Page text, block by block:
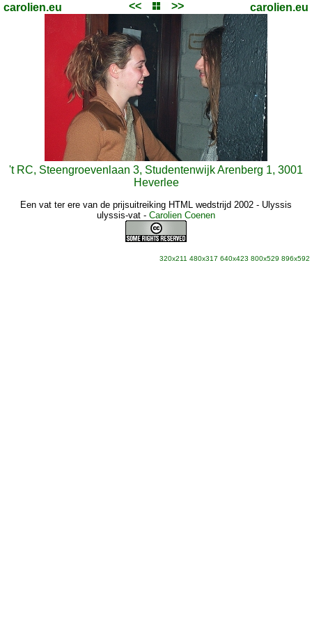
carolien.eu << >> carolien.eu
't RC, Steengroevenlaan 3, Studentenwijk Arenberg 1, 3001
Heverlee
Een vat ter ere van de prijsuitreiking HTML wedstrijd 2002 - Ulyssis
ulyssis-vat - Carolien Coenen
320x211 480x317 640x423 800x529 896x592